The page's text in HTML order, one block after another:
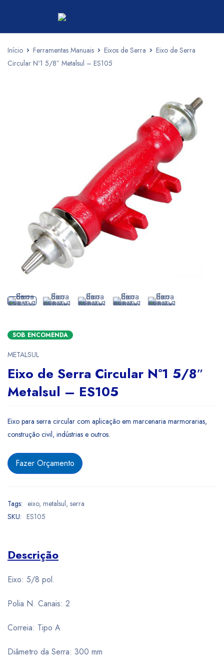
Início Ferramentas Manuais Eixos de Serra
Eixo de Serra
Circular Nº1 5/8″ Metalsul – ES105
SOB ENCOMENDA
METALSUL
Eixo de Serra Circular Nº1 5/8″
Metalsul – ES105
Eixo para serra circular com aplicação em marcenaria marmorarias,
construção civil, indústrias e outros.
Fazer Orçamento
Tags: eixo, metalsul, serra
SKU: ES105
Descrição
Eixo: 5/8 pol.
Polia N. Canais: 2
Correia: Tipo A
Diâmetro da Serra: 300 mm